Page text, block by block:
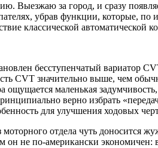
Выезжаю за город, и сразу
убрав функции, которые,
классической автоматической
бесступенчатый вариатор
CVT значительно выше, чем
маленькая
верно избрать
для улучшения ходовых
отдела чуть доносится
не по-американски